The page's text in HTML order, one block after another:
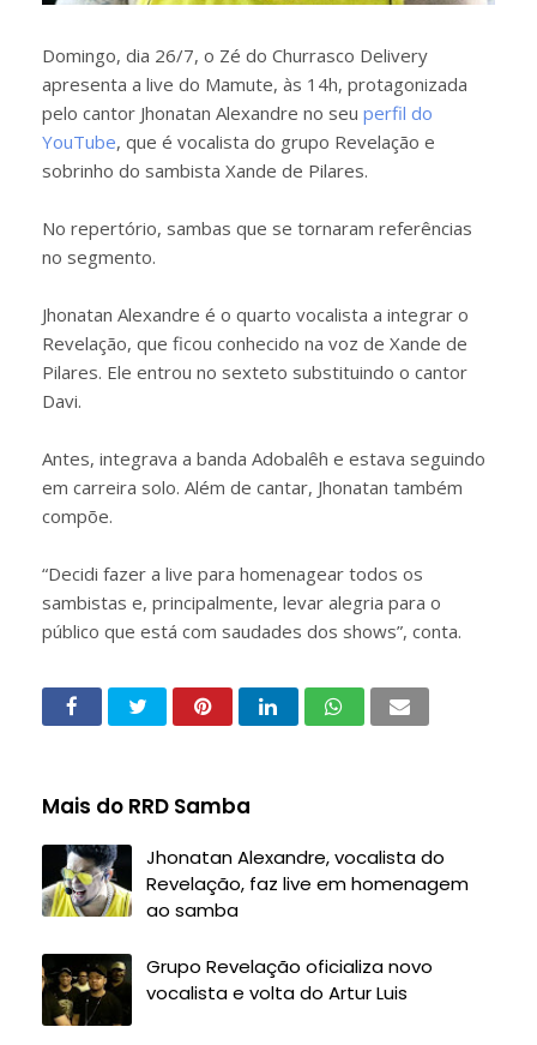
Domingo, dia 26/7, o Zé do Churrasco Delivery
apresenta a live do Mamute, às 14h, protagonizada
pelo cantor Jhonatan Alexandre no seu perfil do
YouTube, que é vocalista do grupo Revelação e
sobrinho do sambista Xande de Pilares.
No repertório, sambas que se tornaram referências
no segmento.
Jhonatan Alexandre é o quarto vocalista a integrar o
Revelação, que ficou conhecido na voz de Xande de
Pilares. Ele entrou no sexteto substituindo o cantor
Davi.
Antes, integrava a banda Adobalêh e estava seguindo
em carreira solo. Além de cantar, Jhonatan também
compõe.
“Decidi fazer a live para homenagear todos os
sambistas e, principalmente, levar alegria para o
público que está com saudades dos shows”, conta.
Mais do RRD Samba
Jhonatan Alexandre, vocalista do
Revelação, faz live em homenagem
ao samba
Grupo Revelação oficializa novo
vocalista e volta do Artur Luis